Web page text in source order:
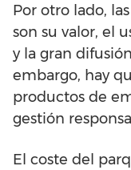
Por otro lado,
son su valor, el
y la gran
embargo, hay
productos de
gestión
El coste del